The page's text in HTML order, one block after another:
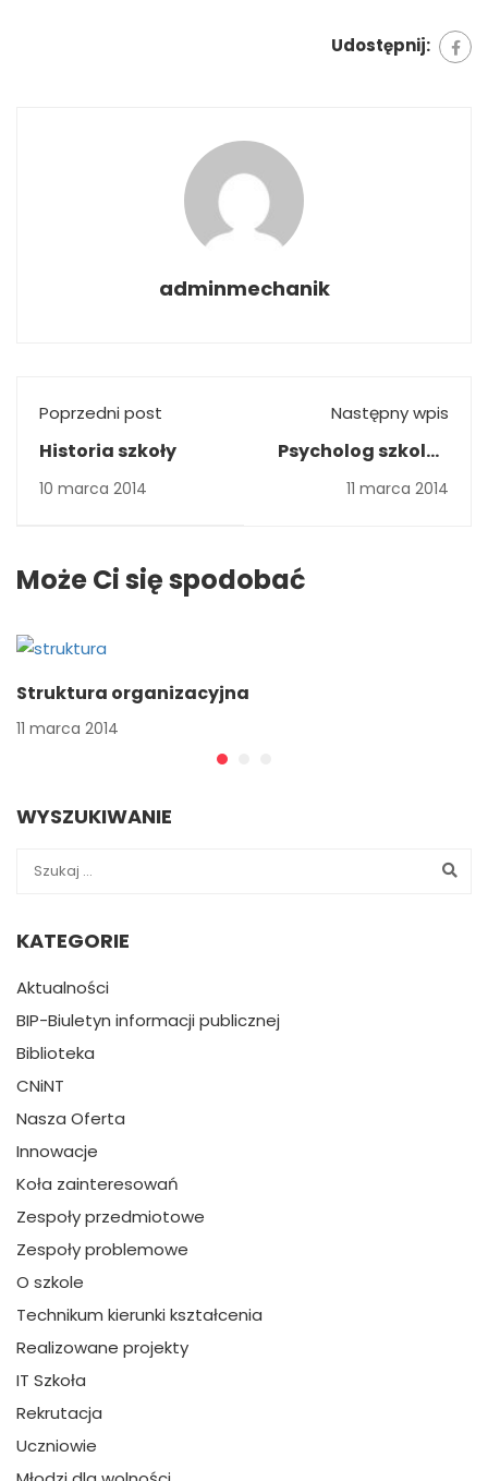
Udostępnij:
adminmechanik
Poprzedni post
Historia szkoły
10 marca 2014
Następny wpis
Psycholog szkolny
zaprasza uczniów i
11 marca 2014
Może Ci się spodobać
Struktura organizacyjna
11 marca 2014
WYSZUKIWANIE
KATEGORIE
Aktualności
BIP-Biuletyn informacji publicznej
Biblioteka
CNiNT
Nasza Oferta
Innowacje
Koła zainteresowań
Zespoły przedmiotowe
Zespoły problemowe
O szkole
Technikum kierunki kształcenia
Realizowane projekty
IT Szkoła
Rekrutacja
Uczniowie